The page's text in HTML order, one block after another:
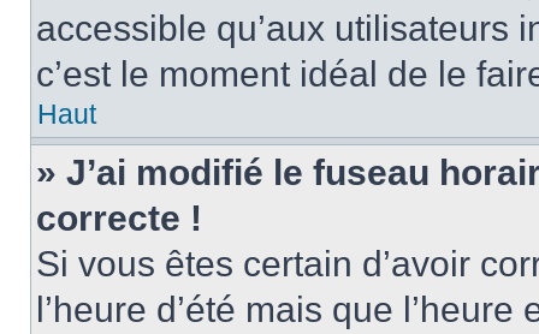
accessible qu’aux utilisateurs
c’est le moment idéal de le
Haut
» J’ai modifié le fuseau
correcte !
Si vous êtes certain d’avoir
l’heure d’été mais que